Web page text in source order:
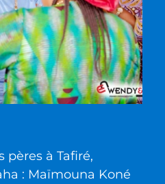
pères à Tafiré,
: Maïmouna Koné